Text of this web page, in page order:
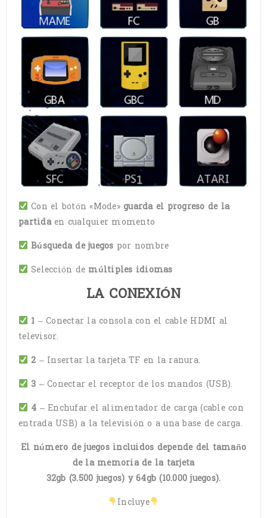
Con el botón «Mode»guarda el progreso de la
partidaen cualquier momento
Búsqueda de juegos por nombre
Selección de múltiples idiomas
LA CONEXIÓN
1 – Conectar la consola con el cable HDMI al
televisor.
2 – Insertar la tarjeta TF en la ranura.
3 – Conectar el receptor de los mandos (USB).
4 – Enchufar el alimentador de carga (cable con
entrada USB) a la televisión o a una base de carga.
El número de juegos incluidos depende del tamaño
de la memoria de la tarjeta
32gb (3.500 juegos) y 64gb (10.000 juegos).
Incluye